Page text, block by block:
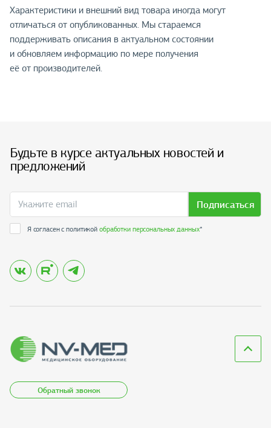
Характеристики и внешний вид товара иногда могут
отличаться от опубликованных. Мы стараемся
поддерживать описания в актуальном состоянии
и обновляем информацию по мере получения
её от производителей.
Будьте в курсе актуальных новостей и
предложений
Подписаться
Я согласен с политикойобработки персональных данных*
Обратный звонок